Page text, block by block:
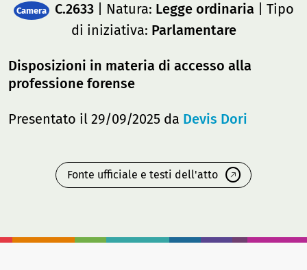
Camera C.2633| Natura: Legge ordinaria | Tipo
di iniziativa: Parlamentare
Disposizioni in materia di accesso alla
professione forense
Presentato il 29/09/2025 da Devis Dori
Fonte ufficiale e testi dell'atto